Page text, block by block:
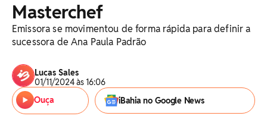
Masterchef
Emissora se movimentou de forma rápida para definir a
sucessora de Ana Paula Padrão
Lucas Sales
01/11/2024 às 16:06
Ouça
iBahia no Google News